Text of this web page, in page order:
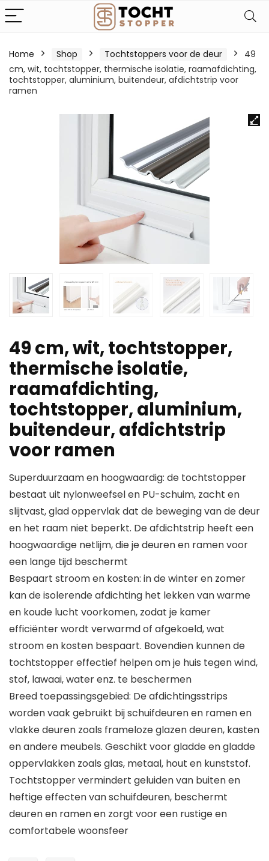
Home Shop Tochtstoppers voor de deur
49
cm, wit, tochtstopper, thermische isolatie, raamafdichting,
tochtstopper, aluminium, buitendeur, afdichtstrip voor
ramen
49 cm, wit, tochtstopper,
thermische isolatie,
raamafdichting,
tochtstopper, aluminium,
buitendeur, afdichtstrip
voor ramen
Superduurzaam en hoogwaardig: de tochtstopper
bestaat uit nylonweefsel en PU-schuim, zacht en
slijtvast, glad oppervlak dat de beweging van de deur
en het raam niet beperkt. De afdichtstrip heeft een
hoogwaardige netlijm, die je deuren en ramen voor
een lange tijd beschermt
Bespaart stroom en kosten: in de winter en zomer
kan de isolerende afdichting het lekken van warme
en koude lucht voorkomen, zodat je kamer
efficiënter wordt verwarmd of afgekoeld, wat
stroom en kosten bespaart. Bovendien kunnen de
tochtstopper effectief helpen om je huis tegen wind,
stof, lawaai, water enz. te beschermen
Breed toepassingsgebied: De afdichtingsstrips
worden vaak gebruikt bij schuifdeuren en ramen en
vlakke deuren zoals frameloze glazen deuren, kasten
en andere meubels. Geschikt voor gladde en gladde
oppervlakken zoals glas, metaal, hout en kunststof.
Tochtstopper vermindert geluiden van buiten en
heftige effecten van schuifdeuren, beschermt
deuren en ramen en zorgt voor een rustige en
comfortabele woonsfeer